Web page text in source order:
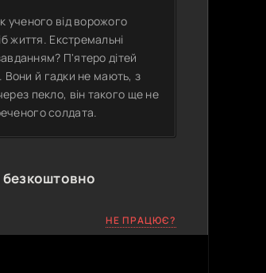
ученого від ворожого
життя. Екстремальні
П'ятеро дітей
Вони й гадки не мають, з
пекло, він такого ще не
солдата.
НЕ ПРАЦЮЄ?